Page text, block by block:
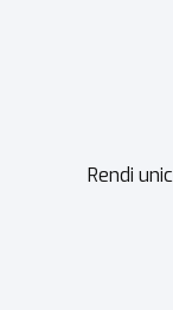
Rendi